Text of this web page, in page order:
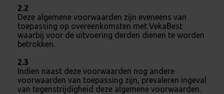
2.2
Deze algemene voorwaarden zijn eveneens van
toepassing op overeenkomsten met VekaBest
waarbij voor de uitvoering derden dienen te worden
betrokken.
2.3
Indien naast deze voorwaarden nog andere
voorwaarden van toepassing zijn, prevaleren ingeval
van tegenstrijdigheid deze algemene voorwaarden.